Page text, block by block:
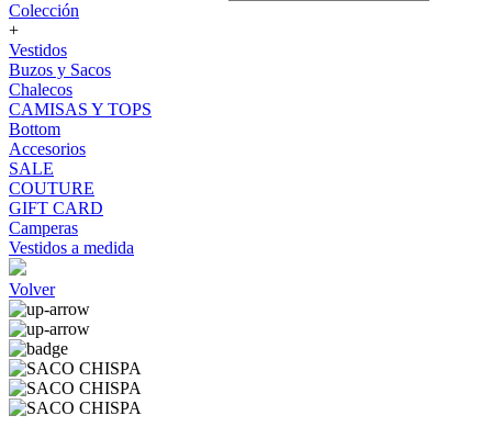
Colección
+
Vestidos
Buzos y Sacos
Chalecos
CAMISAS Y TOPS
Bottom
Accesorios
SALE
COUTURE
GIFT CARD
Camperas
Vestidos a medida
Volver